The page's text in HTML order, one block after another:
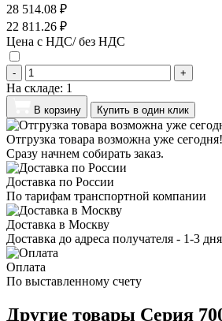
28 514.08 ₽
22 811.26 ₽
Цена с НДС/ без НДС
- +
На складе: 1
В корзину Купить в один клик
Отгрузка товара возможна уже сегодня!
Сразу начнем собирать заказ.
Доставка по России
По тарифам транспортной компании
Доставка в Москву
Доставка до адреса получателя - 1-3
Оплата
По выставленному счету
Другие товары Серия